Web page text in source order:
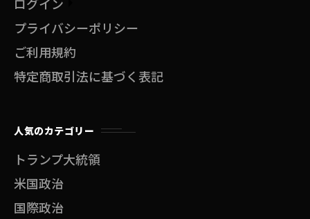
プライバシーポリシー
ご利用規約
特定商取引法に基づく表記
人気のカテゴリー
トランプ大統領
米国政治
国際政治